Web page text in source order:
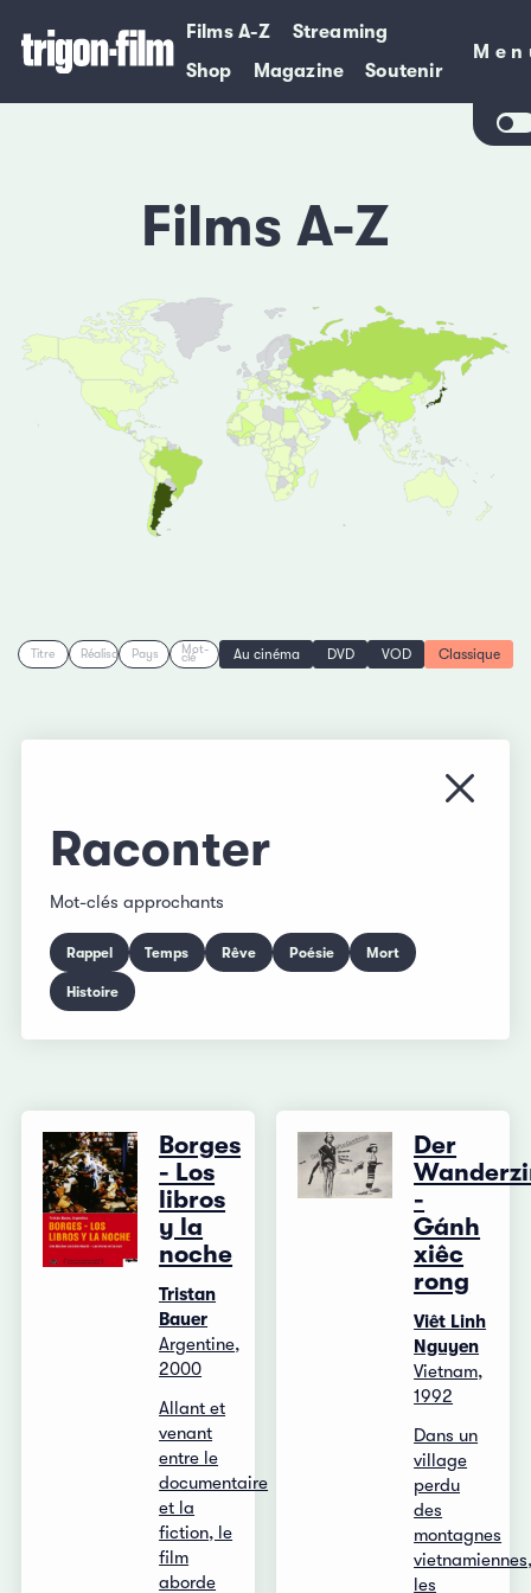
Films A-Z
Streaming
Shop
Magazine Soutenir
Films A-Z
Titre RéalisationPays Mot-
clé Au cinéma DVD VOD Classique
Raconter
Mot-clés approchants
Rappel Temps Rêve Poésie Mort
Histoire
Borges
- Los
libros
y la
noche
Tristan
Bauer
Argentine,
2000
Allant et
venant
entre le
documentaire
et la
fiction, le
film
aborde
Der
-
Gánh
xiêc
rong
Viêt Linh
Nguyen
Vietnam,
1992
Dans un
village
perdu
des
montagnes
les